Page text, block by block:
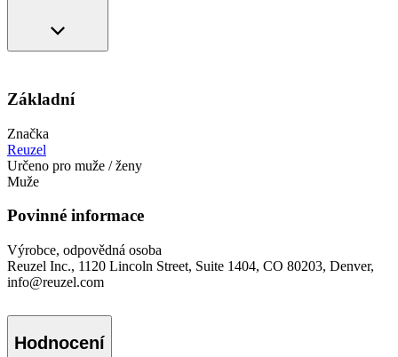
Základní
Značka
Reuzel
Určeno pro muže / ženy
Muže
Povinné informace
Výrobce, odpovědná osoba
Reuzel Inc., 1120 Lincoln Street, Suite 1404, CO 80203, Denver,
info@reuzel.com
Hodnocení